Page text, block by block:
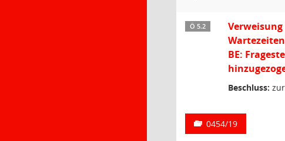
Ö 5.2
BE:
Beschluss:
0454/19